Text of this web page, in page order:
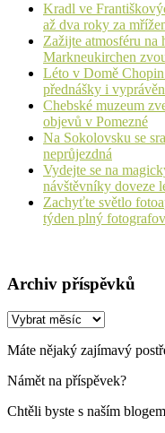
Kradl ve
až dva roky za
Zažijte atmosféru na
Markneukirchen
Léto v Domě
přednášky i
Chebské muzeum
objevů v Pomezné
Na Sokolovsku se
neprůjezdná
Vydejte se na
návštěvníky doveze
Zachyťte světlo
týden plný
Archiv příspěvků
Archiv
Máte nějaký zajímavý
Námět na příspěvek?
Chtěli byste s naším